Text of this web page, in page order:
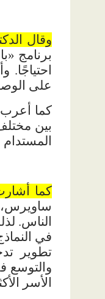
وقال
برنامج
على
كما أعرب
بين
كما
الناس.
في
تطوير
والتوسع
الأسر